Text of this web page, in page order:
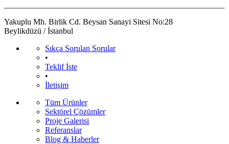
Yakuplu Mh. Birlik Cd. Beysan Sanayi Sitesi No:28
Beylikdüzü / İstanbul
Sıkça Sorulan Sorular
•
Teklif İste
•
İletişim
Tüm Ürünler
Sektörel Çözümler
Proje Galerisi
Referanslar
Blog & Haberler